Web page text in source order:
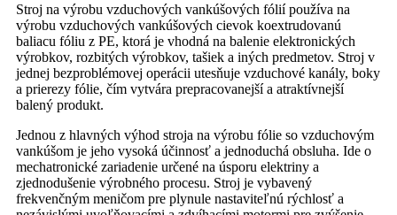
Stroj na výrobu vzduchových vankúšových fólií používa na
výrobu vzduchových vankúšových cievok koextrudovanú
baliacu fóliu z PE, ktorá je vhodná na balenie elektronických
výrobkov, rozbitých výrobkov, tašiek a iných predmetov. Stroj v
jednej bezproblémovej operácii utesňuje vzduchové kanály, boky
a prierezy fólie, čím vytvára prepracovanejší a atraktívnejší
balený produkt.
Jednou z hlavných výhod stroja na výrobu fólie so vzduchovým
vankúšom je jeho vysoká účinnosť a jednoduchá obsluha. Ide o
mechatronické zariadenie určené na úsporu elektriny a
zjednodušenie výrobného procesu. Stroj je vybavený
frekvenčným meničom pre plynule nastaviteľnú rýchlosť a